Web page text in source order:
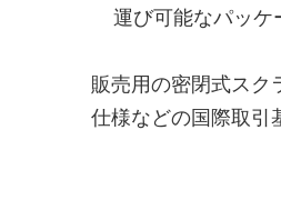
運び可能なパッケ
販売用の密閉式スク
仕様などの国際取引